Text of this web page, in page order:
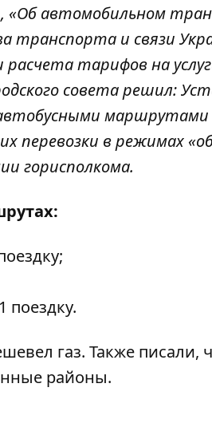
«Об автомобильном
транспорта и связи
тарифов на
совета решил:
автобусными
перевозки в режимах
горисполкома.
поездку.
газ. Также писали,
районы.